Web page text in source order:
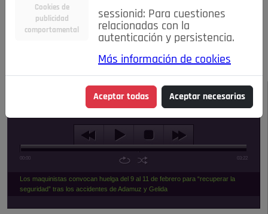
Entretenimiento
Estilo de Vida
Internacional
Madrid Opinión IN
Pozuelo de Alarcón
Salud 🔴 En Directo
NOTICIAS
Escucha el audio de esta noticia:
00:00 03:22
Los maquinistas convocan huelga del 9 al 11 de febrero para “recuperar la
seguridad” tras los accidentes de Adamuz y Gelida
Cookies de
publicidad
comportamental
sessionid: Para cuestiones
relacionadas con la
autenticación y persistencia.
Más información de cookies
Aceptar todas Aceptar necesarias